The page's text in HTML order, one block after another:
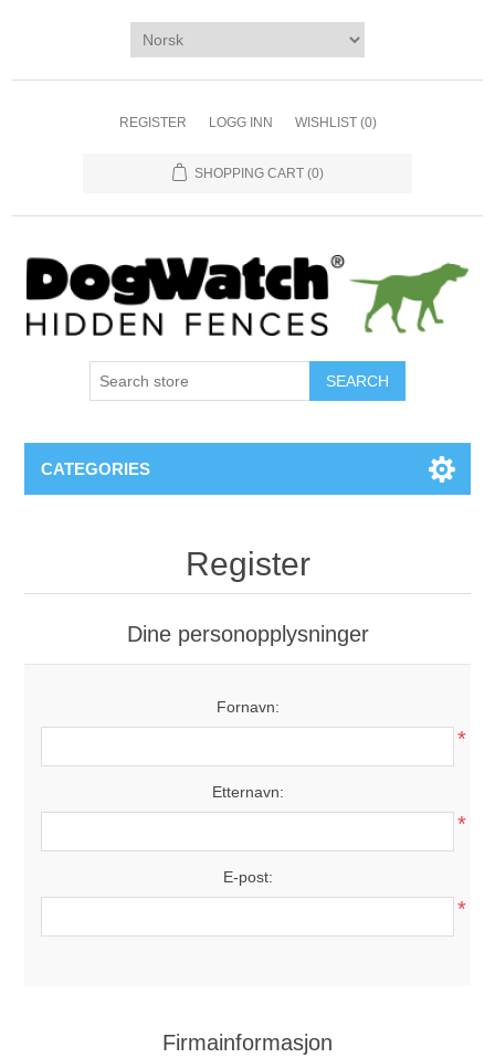
REGISTER LOGG INN WISHLIST (0)
SHOPPING CART (0)
CATEGORIES
Register
Dine personopplysninger
Fornavn:
*
Etternavn:
*
E-post:
*
Firmainformasjon